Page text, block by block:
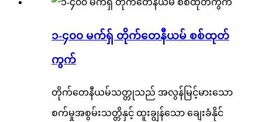
၁-၄၀၀ မက်ရှ် တိုက်တေနီယမ် စစ်ထုတ်
ကွက်
တိုက်တေနီယမ်သတ္တုသည် အလွန်မြင့်မားသော
စက်မှုအစွမ်းသတ္တိနှင့် ထူးချွန်သော ချေးခံနိုင်